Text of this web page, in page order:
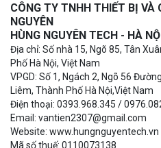
CÔNG TY TNHH THIẾT BỊ VÀ
NGUYÊN
HÙNG NGUYÊN TECH - HÀ
Địa chỉ: Số nhà 15, Ngõ 85, Tân
Phố Hà Nội, Việt Nam
VPGD: Số 1, Ngách 2, Ngõ 56
Liêm, Thành Phố Hà Nội,Việt Nam
Điện thoại: 0393.968.345 /
Email: vantien2307@gmail.com
Website: www.hungnguyentech.vn
Mã số thuế: 0110073138